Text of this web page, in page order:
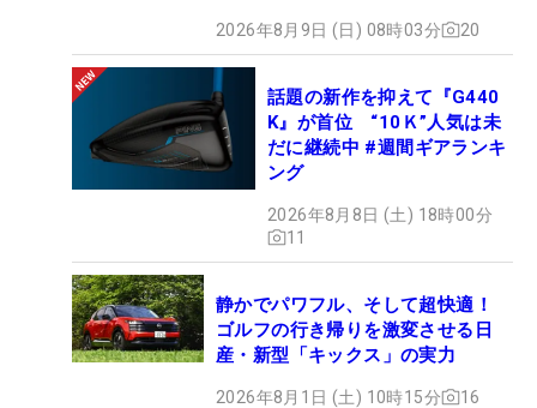
2026年8月9日 (日) 08時03分 20
話題の新作を抑えて『G440
K』が首位 “10Ｋ”人気は未
だに継続中 #週間ギアランキ
ング
2026年8月8日 (土) 18時00分
11
静かでパワフル、そして超快適！
ゴルフの行き帰りを激変させる日
産・新型「キックス」の実力
2026年8月1日 (土) 10時15分 16